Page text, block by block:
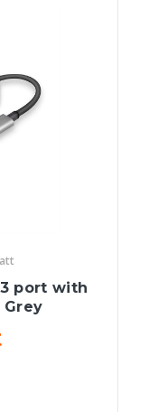
3 port with